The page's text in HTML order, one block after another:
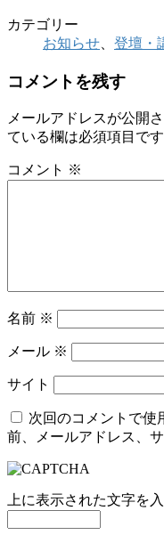
カテゴリー
お知らせ
登壇・
コメントを残す
メールアドレスが公開
ている欄は必須項目です
コメント ※
名前 ※
メール ※
サイト
次回のコメントで使
前、メールアドレス、
上に表示された文字を